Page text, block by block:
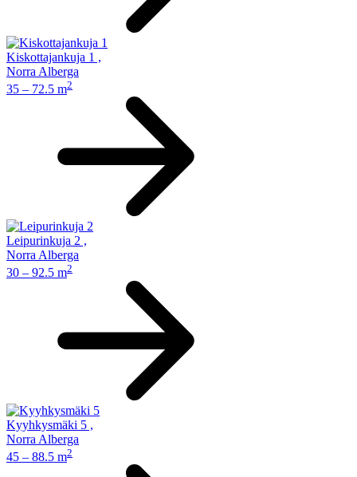
Kiskottajankuja 1 ,
Norra Alberga
35 – 72.5 m2
Leipurinkuja 2 ,
Norra Alberga
30 – 92.5 m2
Kyyhkysmäki 5 ,
Norra Alberga
45 – 88.5 m2